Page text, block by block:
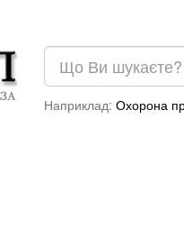
Наприклад: Охорона